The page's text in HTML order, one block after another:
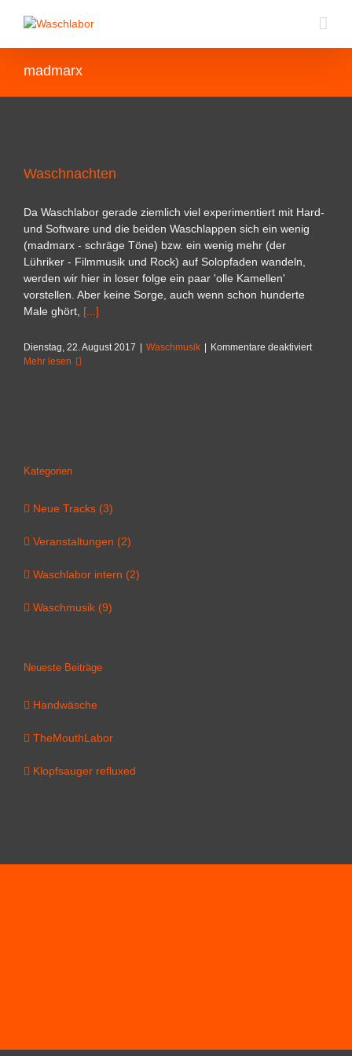
madmarx
Waschnachten
Da Waschlabor gerade ziemlich viel experimentiert mit Hard-
und Software und die beiden Waschlappen sich ein wenig
(madmarx - schräge Töne) bzw. ein wenig mehr (der
Lühriker - Filmmusik und Rock) auf Solopfaden wandeln,
werden wir hier in loser folge ein paar 'olle Kamellen'
vorstellen. Aber keine Sorge, auch wenn schon hunderte
Male ghört, [...]
Dienstag, 22. August 2017 Waschmusik Kommentare deaktiviertfür
Mehr lesen
Kategorien
Neue Tracks (3)
Veranstaltungen (2)
Waschlabor intern (2)
Waschmusik (9)
Neueste Beiträge
Handwäsche
TheMouthLabor
Klopfsauger refluxed